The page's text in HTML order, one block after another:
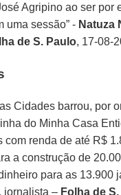
Agripino ao ser por
uma sessão” - Natuza
de S. Paulo, 17-08-
Cidades barrou, por
do Minha Casa
com renda de até R$
a construção de
para as 13.900
, jornalista – Folha de